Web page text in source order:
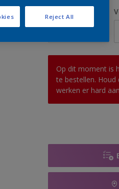
Op dit moment is
te bestellen. Houd
werken er hard
Reject All